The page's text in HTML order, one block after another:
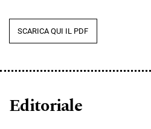
SCARICA QUI IL PDF
Editoriale